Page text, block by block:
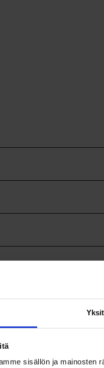
sisällön ja mainosten